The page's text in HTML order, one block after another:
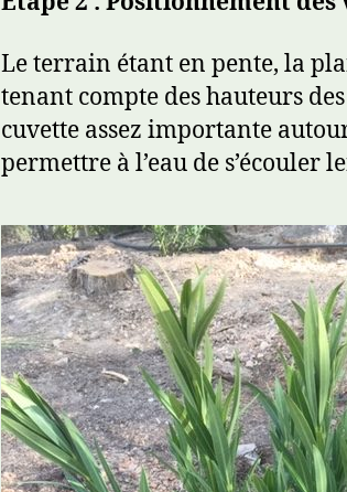
Le terrain étant en pente, la
tenant compte des hauteurs
cuvette assez importante
permettre à l’eau de s’écouler